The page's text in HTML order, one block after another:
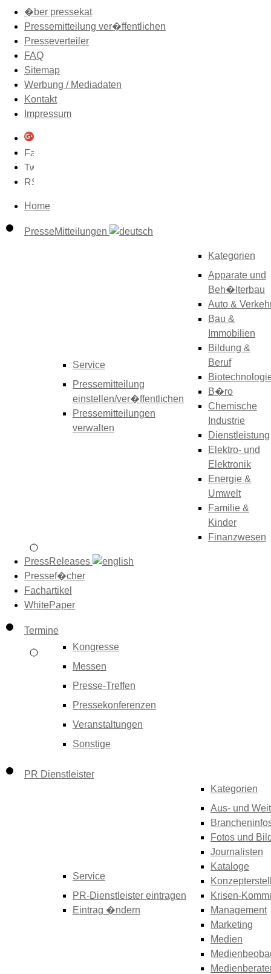
�ber pressekat
Pressemitteilung ver�ffentlichen
Presseverteiler
FAQ
Sitemap
Werbung / Mediadaten
Kontakt
Impressum
Home
PresseMitteilungen
Service
Pressemitteilung
einstellen/ver�ffentlichen
Pressemitteilungen
verwalten
Kategorien
Apparate und
Beh�lterbau
Auto &
Bau &
Immobilien
Bildung &
Beruf
B�ro
Chemische
Industrie
Dienstleistung
Elektro- und
Elektronik
Energie &
Umwelt
Familie &
Kinder
Finanzwesen
PressReleases
Pressef�cher
Fachartikel
WhitePaper
Termine
Kongresse
Messen
Presse-Treffen
Pressekonferenzen
Veranstaltungen
Sonstige
PR Dienstleister
Service
PR-Dienstleister eintragen
Eintrag �ndern
Kategorien
Aus- und
Fotos und
Journalisten
Kataloge
Krisen-
Management
Marketing
Medien